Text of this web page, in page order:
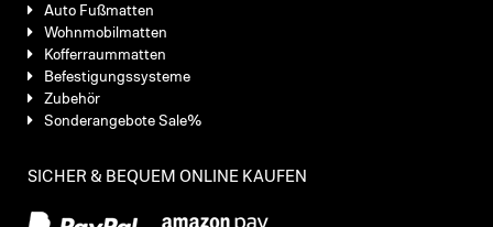
Auto Fußmatten
Wohnmobilmatten
Kofferraummatten
Befestigungssysteme
Zubehör
Sonderangebote Sale%
SICHER & BEQUEM ONLINE KAUFEN